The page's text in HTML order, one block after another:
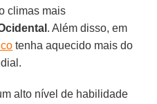
climas mais
. Além disso, em
tenha aquecido mais do
alto nível de habilidade